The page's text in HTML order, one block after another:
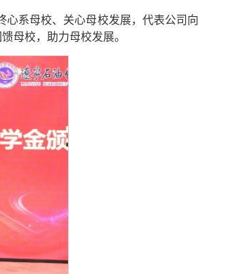
系母校、关心母校发展，代表公司向
母校，助力母校发展。